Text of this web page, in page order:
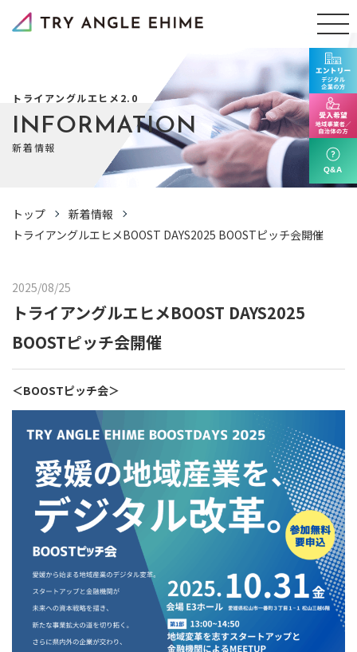
トライアングルエヒメ2.0
INFORMATION
新着情報
トップ
新着情報
トライアングルエヒメBOOST DAYS2025 BOOSTピッチ会開催
2025/08/25
トライアングルエヒメBOOST DAYS2025
BOOSTピッチ会開催
＜BOOSTピッチ会＞